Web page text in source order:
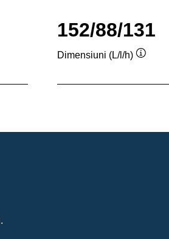
152/88/131
Dimensiuni (L/l/h)